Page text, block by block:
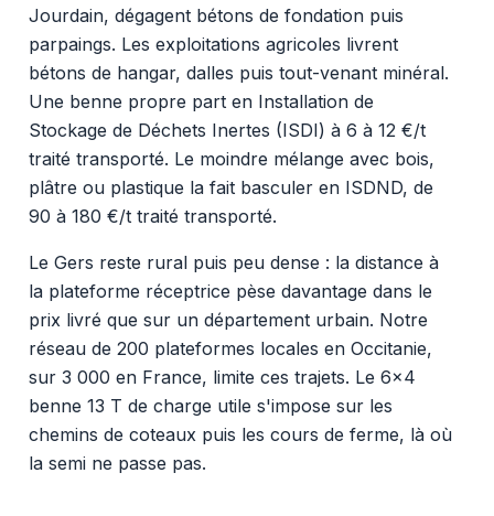
Jourdain, dégagent bétons de fondation puis
parpaings. Les exploitations agricoles livrent
bétons de hangar, dalles puis tout-venant minéral.
Une benne propre part en Installation de
Stockage de Déchets Inertes (ISDI) à 6 à 12 €/t
traité transporté. Le moindre mélange avec bois,
plâtre ou plastique la fait basculer en ISDND, de
90 à 180 €/t traité transporté.
Le Gers reste rural puis peu dense : la distance à
la plateforme réceptrice pèse davantage dans le
prix livré que sur un département urbain. Notre
réseau de 200 plateformes locales en Occitanie,
sur 3 000 en France, limite ces trajets. Le 6x4
benne 13 T de charge utile s'impose sur les
chemins de coteaux puis les cours de ferme, là où
la semi ne passe pas.